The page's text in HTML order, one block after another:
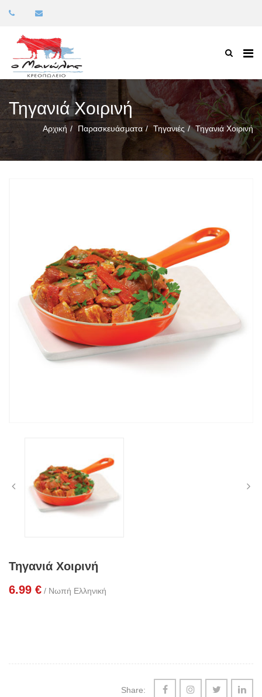
Τηγανιά Χοιρινή
Αρχική Παρασκευάσματα Τηγανιές Τηγανιά Χοιρινή
Τηγανιά Χοιρινή
6.99 € / Νωπή Ελληνική
Share: